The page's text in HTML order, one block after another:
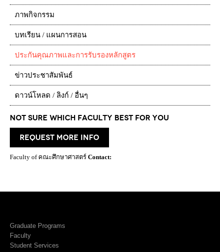
ภาพกิจกรรม
บทเรียน / แผนการสอน
ประกันคุณภาพและการรับรองหลักสูตร
ข่าวประชาสัมพันธ์
ดาวน์โหลด / ลิงก์ / อื่นๆ
Not Sure which Faculty best for you
request more info
Faculty of คณะศึกษาศาสตร์ Contact:
Graduate Programs
Faculty
Student Services